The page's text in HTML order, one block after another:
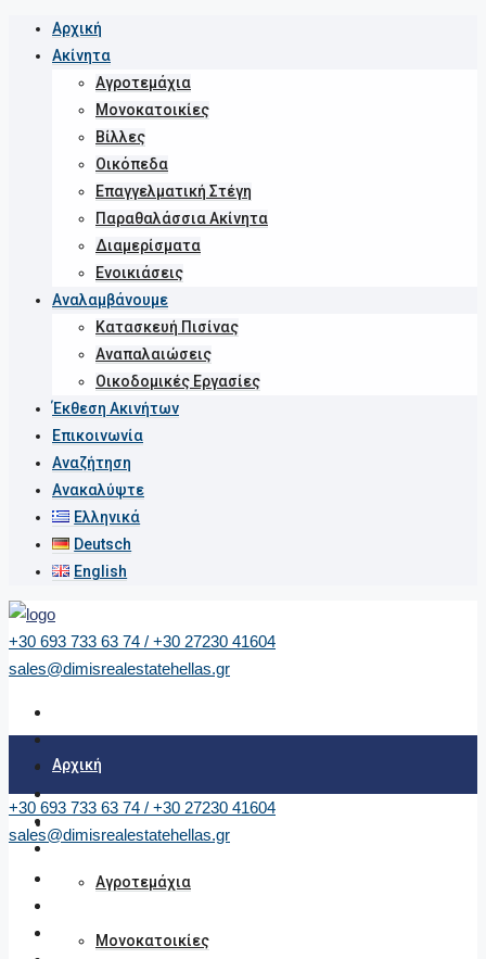
Αρχική
Ακίνητα
Αγροτεμάχια
Μονοκατοικίες
Βίλλες
Οικόπεδα
Επαγγελματική Στέγη
Παραθαλάσσια Ακίνητα
Διαμερίσματα
Ενοικιάσεις
Αναλαμβάνουμε
Κατασκευή Πισίνας
Αναπαλαιώσεις
Οικοδομικές Εργασίες
Έκθεση Ακινήτων
Επικοινωνία
Αναζήτηση
Ανακαλύψτε
Ελληνικά
Deutsch
English
+30 693 733 63 74 / +30 27230 41604
sales@dimisrealestatehellas.gr
Αρχική
Αγροτεμάχια
Μονοκατοικίες
+30 693 733 63 74 / +30 27230 41604
sales@dimisrealestatehellas.gr